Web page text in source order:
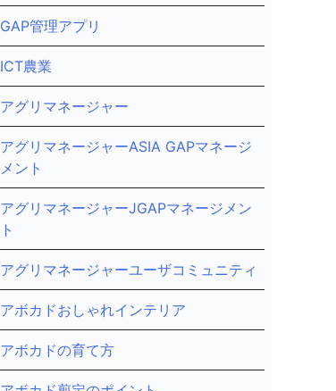
GAP管理アプリ
ICT農業
アグリマネージャー
アグリマネージャーASIA GAPマネージ
メント
アグリマネージャーJGAPマネージメン
ト
アグリマネージャーユーザコミュニティ
アボカドおしゃれインテリア
アボカドの育て方